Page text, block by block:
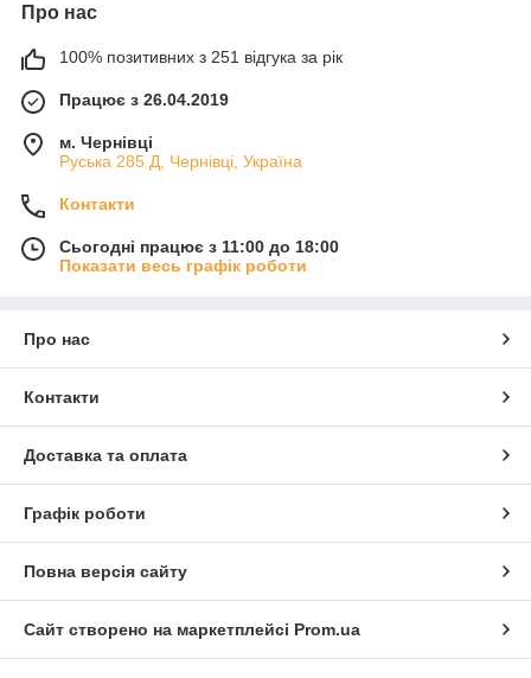
Про нас
100% позитивних з 251 відгука за рік
Працює з 26.04.2019
м. Чернівці
Руська 285 Д, Чернівці, Україна
Контакти
Сьогодні працює з 11:00 до 18:00
Показати весь графік роботи
Про нас
Контакти
Доставка та оплата
Графік роботи
Повна версія сайту
Сайт створено на маркетплейсі Prom.ua